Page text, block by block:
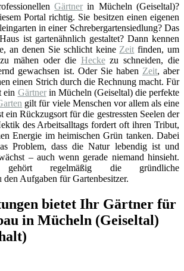
Gärtner in Mücheln (Geiseltal)?
Portal richtig. Sie besitzen einen eigenen
in einer Schrebergartensiedlung? Das
ist gartenähnlich gestaltet? Dann kennen
an denen Sie schlicht keine Zeit finden, um
mähen oder die Heckezu schneiden, die
gewachsen ist. Oder Sie haben Zeit, aber
einen Strich durch die Rechnung macht. Für
ein Gärtnerin Mücheln (Geiseltal) die perfekte
gilt für viele Menschen vor allem als eine
ein Rückzugsort für die gestressten Seelen der
des Arbeitsalltags fordert oft ihren Tribut,
Energie im heimischen Grün tanken. Dabei
Problem, dass die Natur lebendig ist und
– auch wenn gerade niemand hinsieht.
gehört regelmäßig die gründliche
den Aufgaben für Gartenbesitzer.
bietet Ihr Gärtner für
in Mücheln (Geiseltal)